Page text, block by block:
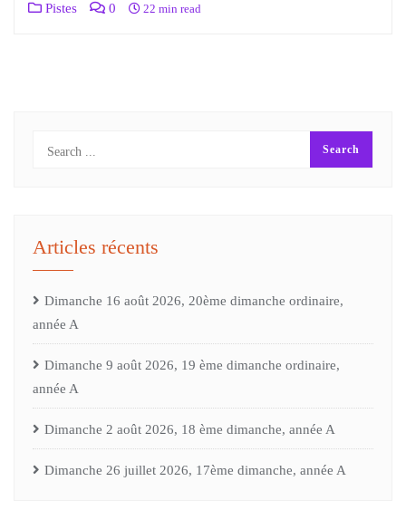
Pistes 0 22 min read
Articles récents
Dimanche 16 août 2026, 20ème dimanche ordinaire,
année A
Dimanche 9 août 2026, 19 ème dimanche ordinaire,
année A
Dimanche 2 août 2026, 18 ème dimanche, année A
Dimanche 26 juillet 2026, 17ème dimanche, année A